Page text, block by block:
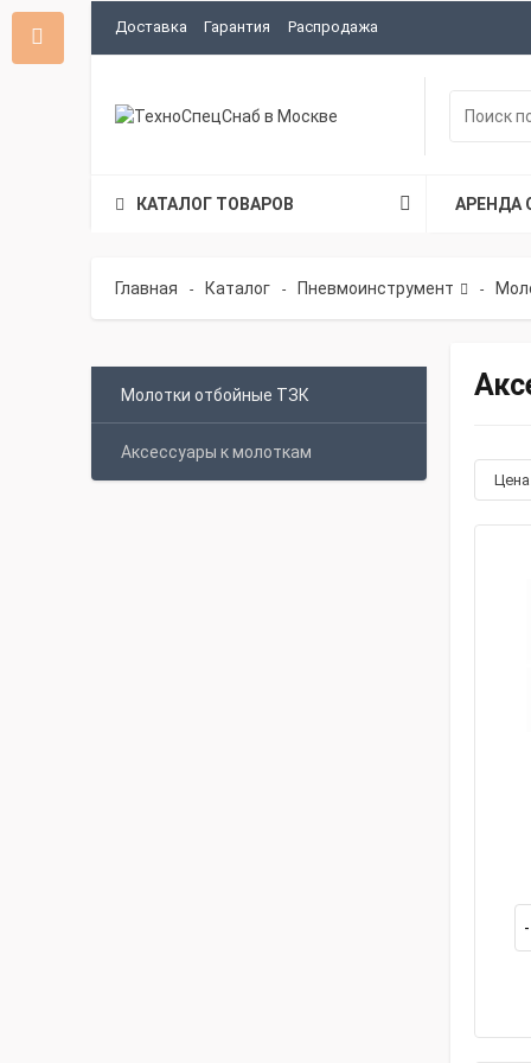
Доставка Гарантия Распродажа
КАТАЛОГ ТОВАРОВ АРЕНДА
Главная - Каталог - Пневмоинструмент -
Молотки отбойные ТЗК
Аксессуары к молоткам